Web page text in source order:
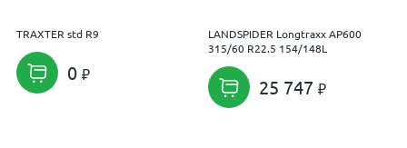
TRAXTER std R9
0
LANDSPIDER Longtraxx AP600
315/60 R22.5 154/148L
25 747